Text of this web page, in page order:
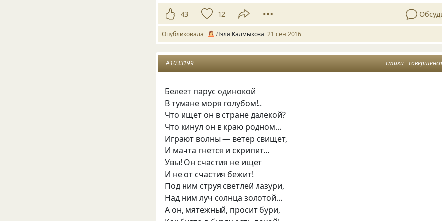
43 12
Опубликовала Ляля Калмыкова 21 сен 2016
стихи
#1033199
Белеет парус одинокой
В тумане моря голубом!..
Что ищет он в стране далекой?
Что кинул он в краю родном…
Играют волны — ветер свищет,
И мачта гнется и скрипит…
Увы! Он счастия не ищет
И не от счастия бежит!
Под ним струя светлей лазури,
Над ним луч солнца золотой…
А он, мятежный, просит бури,